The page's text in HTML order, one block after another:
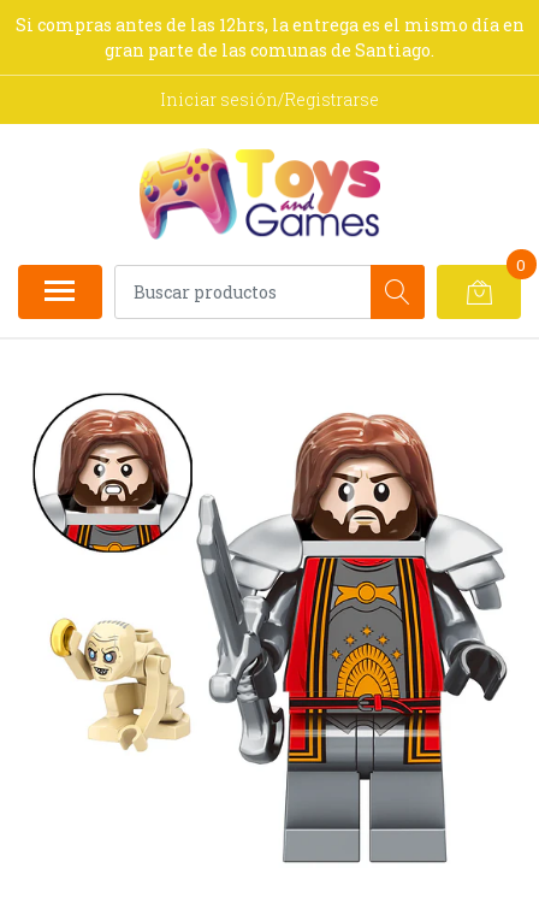
Si compras antes de las 12hrs, la entrega es el mismo día en
gran parte de las comunas de Santiago.
Iniciar sesión/Registrarse
0